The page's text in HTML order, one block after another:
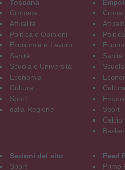
Toscana
Cronaca
Attualità
Politica e Opinioni
Economia e Lavoro
Sanità
Scuola e Università
Economia
Cultura
Sport
dalla Regione
Sanità
Cultura
Sport
Calcio
Basket
Sezioni del sito
Sport
Feed
Primo